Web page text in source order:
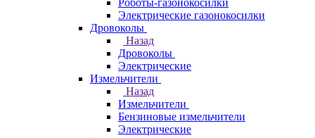
Роботы-газонокосилки
Электрические газонокосилки
Дровоколы
Назад
Дровоколы
Электрические
Измельчители
Назад
Измельчители
Бензиновые измельчители
Электрические